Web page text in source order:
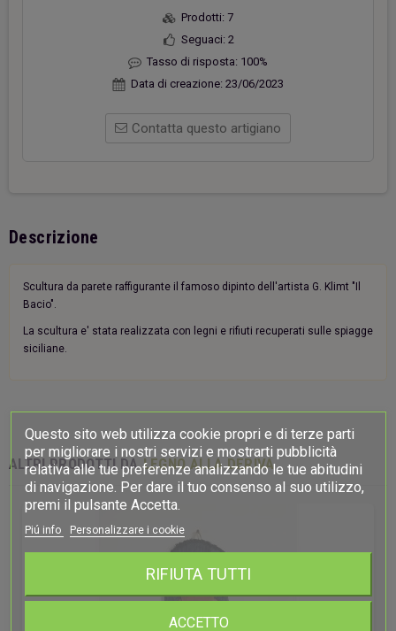
Prodotti: 7
Seguaci: 2
Tasso di risposta: 100%
Data di creazione: 23/06/2023
Contatta questo artigiano
Descrizione
Scultura da parete raffigurante il famoso dipinto dell'artista G. Klimt "Il
Bacio".
La scultura e' stata realizzata con legni e rifiuti recuperati sulle spiagge
siciliane.
ALTRI PRODOTTI DA LEGNO ALLA DERIVA
Questo sito web utilizza cookie propri e di terze parti
per migliorare i nostri servizi e mostrarti pubblicità
relativa alle tue preferenze analizzando le tue abitudini
di navigazione. Per dare il tuo consenso al suo utilizzo,
premi il pulsante Accetta.
Piú info Personalizzare i cookie
RIFIUTA TUTTI
ACCETTO